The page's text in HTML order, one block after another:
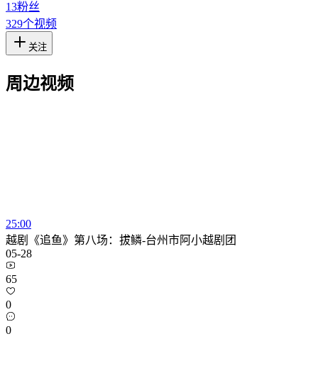
13粉丝
329个视频
关注
周边视频
25:00
越剧《追鱼》第八场：拔鳞-台州市阿小越剧团
05-28
65
0
0